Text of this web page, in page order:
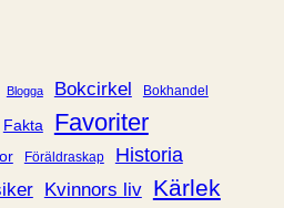
Blogga Bokcirkel Bokhandel
Fakta Favoriter
Föräldraskap Historia
Kvinnors liv Kärlek